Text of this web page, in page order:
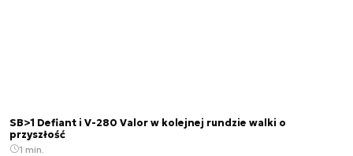
SB>1 Defiant i V-280 Valor w kolejnej rundzie walki o
przyszłość
1 min.